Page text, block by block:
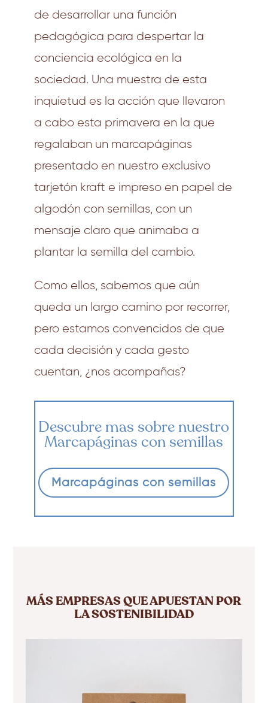
de desarrollar una función
pedagógica para despertar la
conciencia ecológica en la
sociedad. Una muestra de esta
inquietud es la acción que llevaron
a cabo esta primavera en la que
regalaban un marcapáginas
presentado en nuestro exclusivo
tarjetón kraft e impreso en papel de
algodón con semillas, con un
mensaje claro que animaba a
plantar la semilla del cambio.
Como ellos, sabemos que aún
queda un largo camino por recorrer,
pero estamos convencidos de que
cada decisión y cada gesto
cuentan, ¿nos acompañas?
Descubre mas sobre nuestro
Marcapáginas con semillas
Marcapáginas con semillas
MÁS EMPRESAS QUE APUESTAN POR
LA SOSTENIBILIDAD